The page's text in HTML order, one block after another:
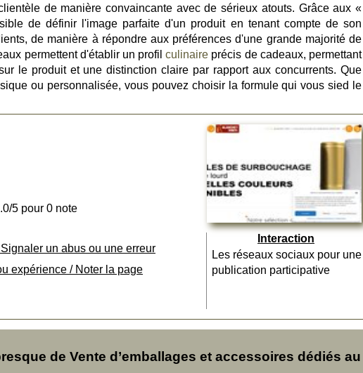
de manière convaincante avec de sérieux atouts. Grâce aux «
de définir l'image parfaite d'un produit en tenant compte de son
de manière à répondre aux préférences d'une grande majorité de
permettent d'établir un profilculinaire précis de cadeaux, permettant
le produit et une distinction claire par rapport aux concurrents. Que
ou personnalisée, vous pouvez choisir la formule qui vous sied le
5 pour 0 note
un abus ou une erreur
expérience / Noter la page
Interaction
Les réseaux sociaux pour une
publication participative
de Vente d’emballages et accessoires dédiés au